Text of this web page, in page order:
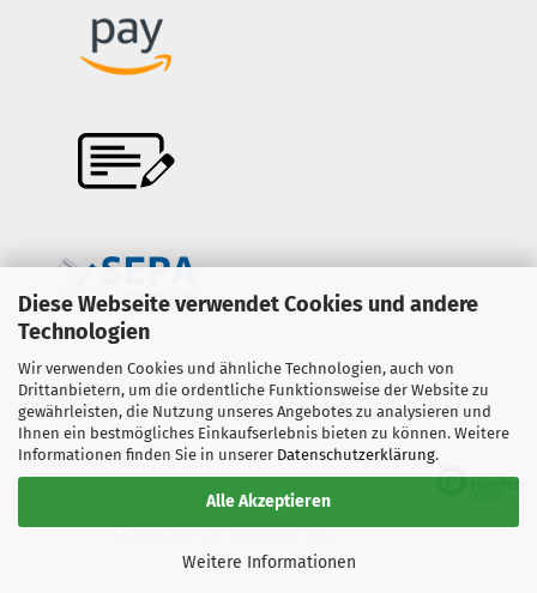
Diese Webseite verwendet Cookies und andere
Technologien
Wir verwenden Cookies und ähnliche Technologien, auch von
Drittanbietern, um die ordentliche Funktionsweise der Website zu
gewährleisten, die Nutzung unseres Angebotes zu analysieren und
Ihnen ein bestmögliches Einkaufserlebnis bieten zu können. Weitere
Informationen finden Sie in unserer Datenschutzerklärung.
Alle Akzeptieren
Weitere Informationen
Onlineshop erstellenmit Gambio.de © 2026
Selected top reviews for
There are no reviews yet.